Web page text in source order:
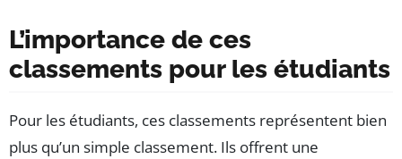
L’importance de ces
classements pour les étudiants
Pour les étudiants, ces classements représentent bien
plus qu’un simple classement. Ils offrent une